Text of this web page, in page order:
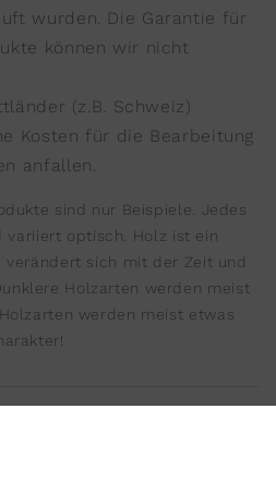
wurden. Die Garantie für
können wir nicht
(z.B. Schweiz)
Kosten für die Bearbeitung
anfallen.
sind nur Beispiele. Jedes
variiert optisch. Holz ist ein
sich mit der Zeit und
Holzarten werden meist
werden meist etwas